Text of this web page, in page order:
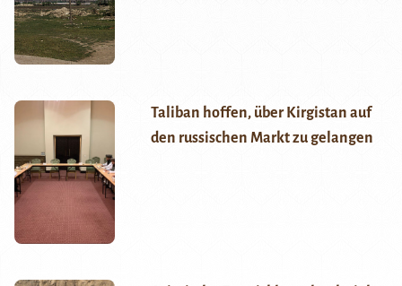
Taliban hoffen, über Kirgistan auf
den russischen Markt zu gelangen